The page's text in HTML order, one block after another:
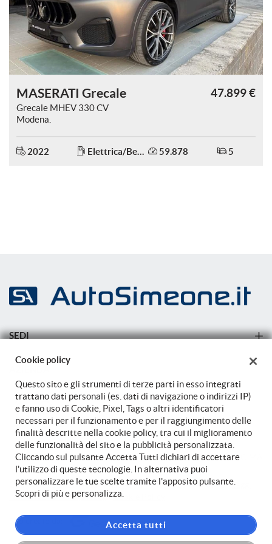
MASERATI Grecale
Grecale MHEV 330 CV
Modena.
47.899 €
2022 Elettrica/Benzina 59.878 5
SEDI
Azienda
TORNA IN CIMA
Copyright © 2026 Auto Simeone Srl - P.IVA 02149470748 -Leggi
l'informativa sulla privacy-Cookie Policy
Sito creato da:
Cookie policy
Questo sito e gli strumenti di terze parti in esso integrati
trattano dati personali (es. dati di navigazione o indirizzi IP)
e fanno uso di Cookie, Pixel, Tags o altri identificatori
necessari per il funzionamento e per il raggiungimento delle
finalità descritte nella cookie policy, tra cui il miglioramento
delle funzionalità del sito e la pubblicità personalizzata.
Cliccando sul pulsante Accetta Tutti dichiari di accettare
l'utilizzo di queste tecnologie. In alternativa puoi
personalizzare le tue scelte tramite l'apposito pulsante.
Scopri di più e personalizza.
Accetta tutti
questi
strumenti
tracciamento
si
rimanda
cookie
policy.
Puoi
e
modificare
Cookie delle preferenze
Cookie per il miglioramento dell'esperienza utente
Cookie analitici
Cookie di marketing
policy